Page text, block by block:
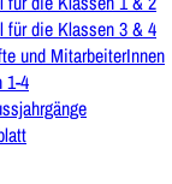
für die Klassen 3 & 4
und MitarbeiterInnen
1-4